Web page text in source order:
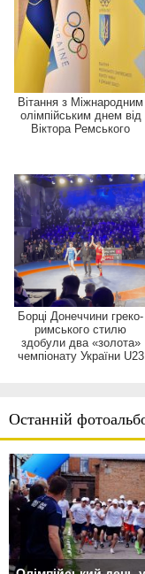
Останній
Вітання з Міжнародним
олімпійським днем від
Віктора Ремського
Борці Донеччини греко-
римського стилю
здобули два «золота»
чемпіонату України U23